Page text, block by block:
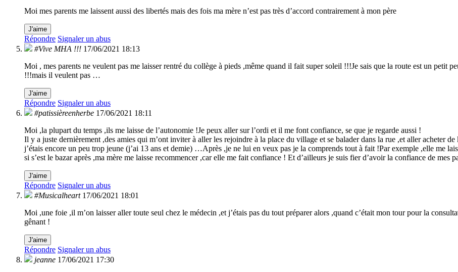
Moi mes parents me laissent aussi des libertés mais des fois ma mère n’est pas très d’accord contrairement à mon père
J'aime
Répondre Signaler un abus
#Vive MHA !!! 17/06/2021 18:13
Moi , mes parents ne veulent pas me laisser rentré du collège à pieds ,même quand il fait super soleil !!!Je sais que la route est un petit
!!!mais il veulent pas …
J'aime
Répondre Signaler un abus
#patissièreenherbe 17/06/2021 18:11
Moi ,la plupart du temps ,ils me laisse de l’autonomie !Je peux aller sur l’ordi et il me font confiance, se que je regarde aussi !
Il y a juste dernièrement ,des amies qui m’ont inviter à aller les rejoindre à la place du village et se balader dans la rue ,et aller acheter
j’étais encore un peu trop jeune (j’ai 13 ans et demie) …Après ,je ne lui en veux pas je la comprends tout à fait !Par exemple ,elle me
si s’est le bazar après ,ma mère me laisse recommencer ,car elle me fait confiance ! Et d’ailleurs je suis fier d’avoir la confiance de mes
J'aime
Répondre Signaler un abus
#Musicalheart 17/06/2021 18:01
Moi ,une foie ,il m’on laisser aller toute seul chez le médecin ,et j’étais pas du tout préparer alors ,quand c’était mon tour pour la
gênant !
J'aime
Répondre Signaler un abus
jeanne 17/06/2021 17:30